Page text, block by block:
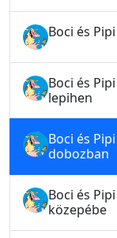
Boci és
Boci és
lepihen
Boci és
dobozban
Boci és
közepébe